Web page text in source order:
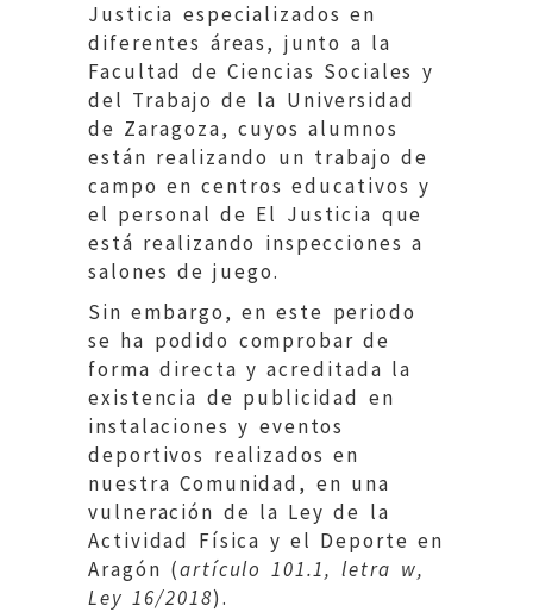
Justicia especializados en
diferentes áreas, junto a la
Facultad de Ciencias Sociales y
del Trabajo de la Universidad
de Zaragoza, cuyos alumnos
están realizando un trabajo de
campo en centros educativos y
el personal de El Justicia que
está realizando inspecciones a
salones de juego.
Sin embargo, en este periodo
se ha podido comprobar de
forma directa y acreditada la
existencia de publicidad en
instalaciones y eventos
deportivos realizados en
nuestra Comunidad, en una
vulneración de la Ley de la
Actividad Física y el Deporte en
Aragón (artículo 101.1, letra w,
Ley 16/2018).